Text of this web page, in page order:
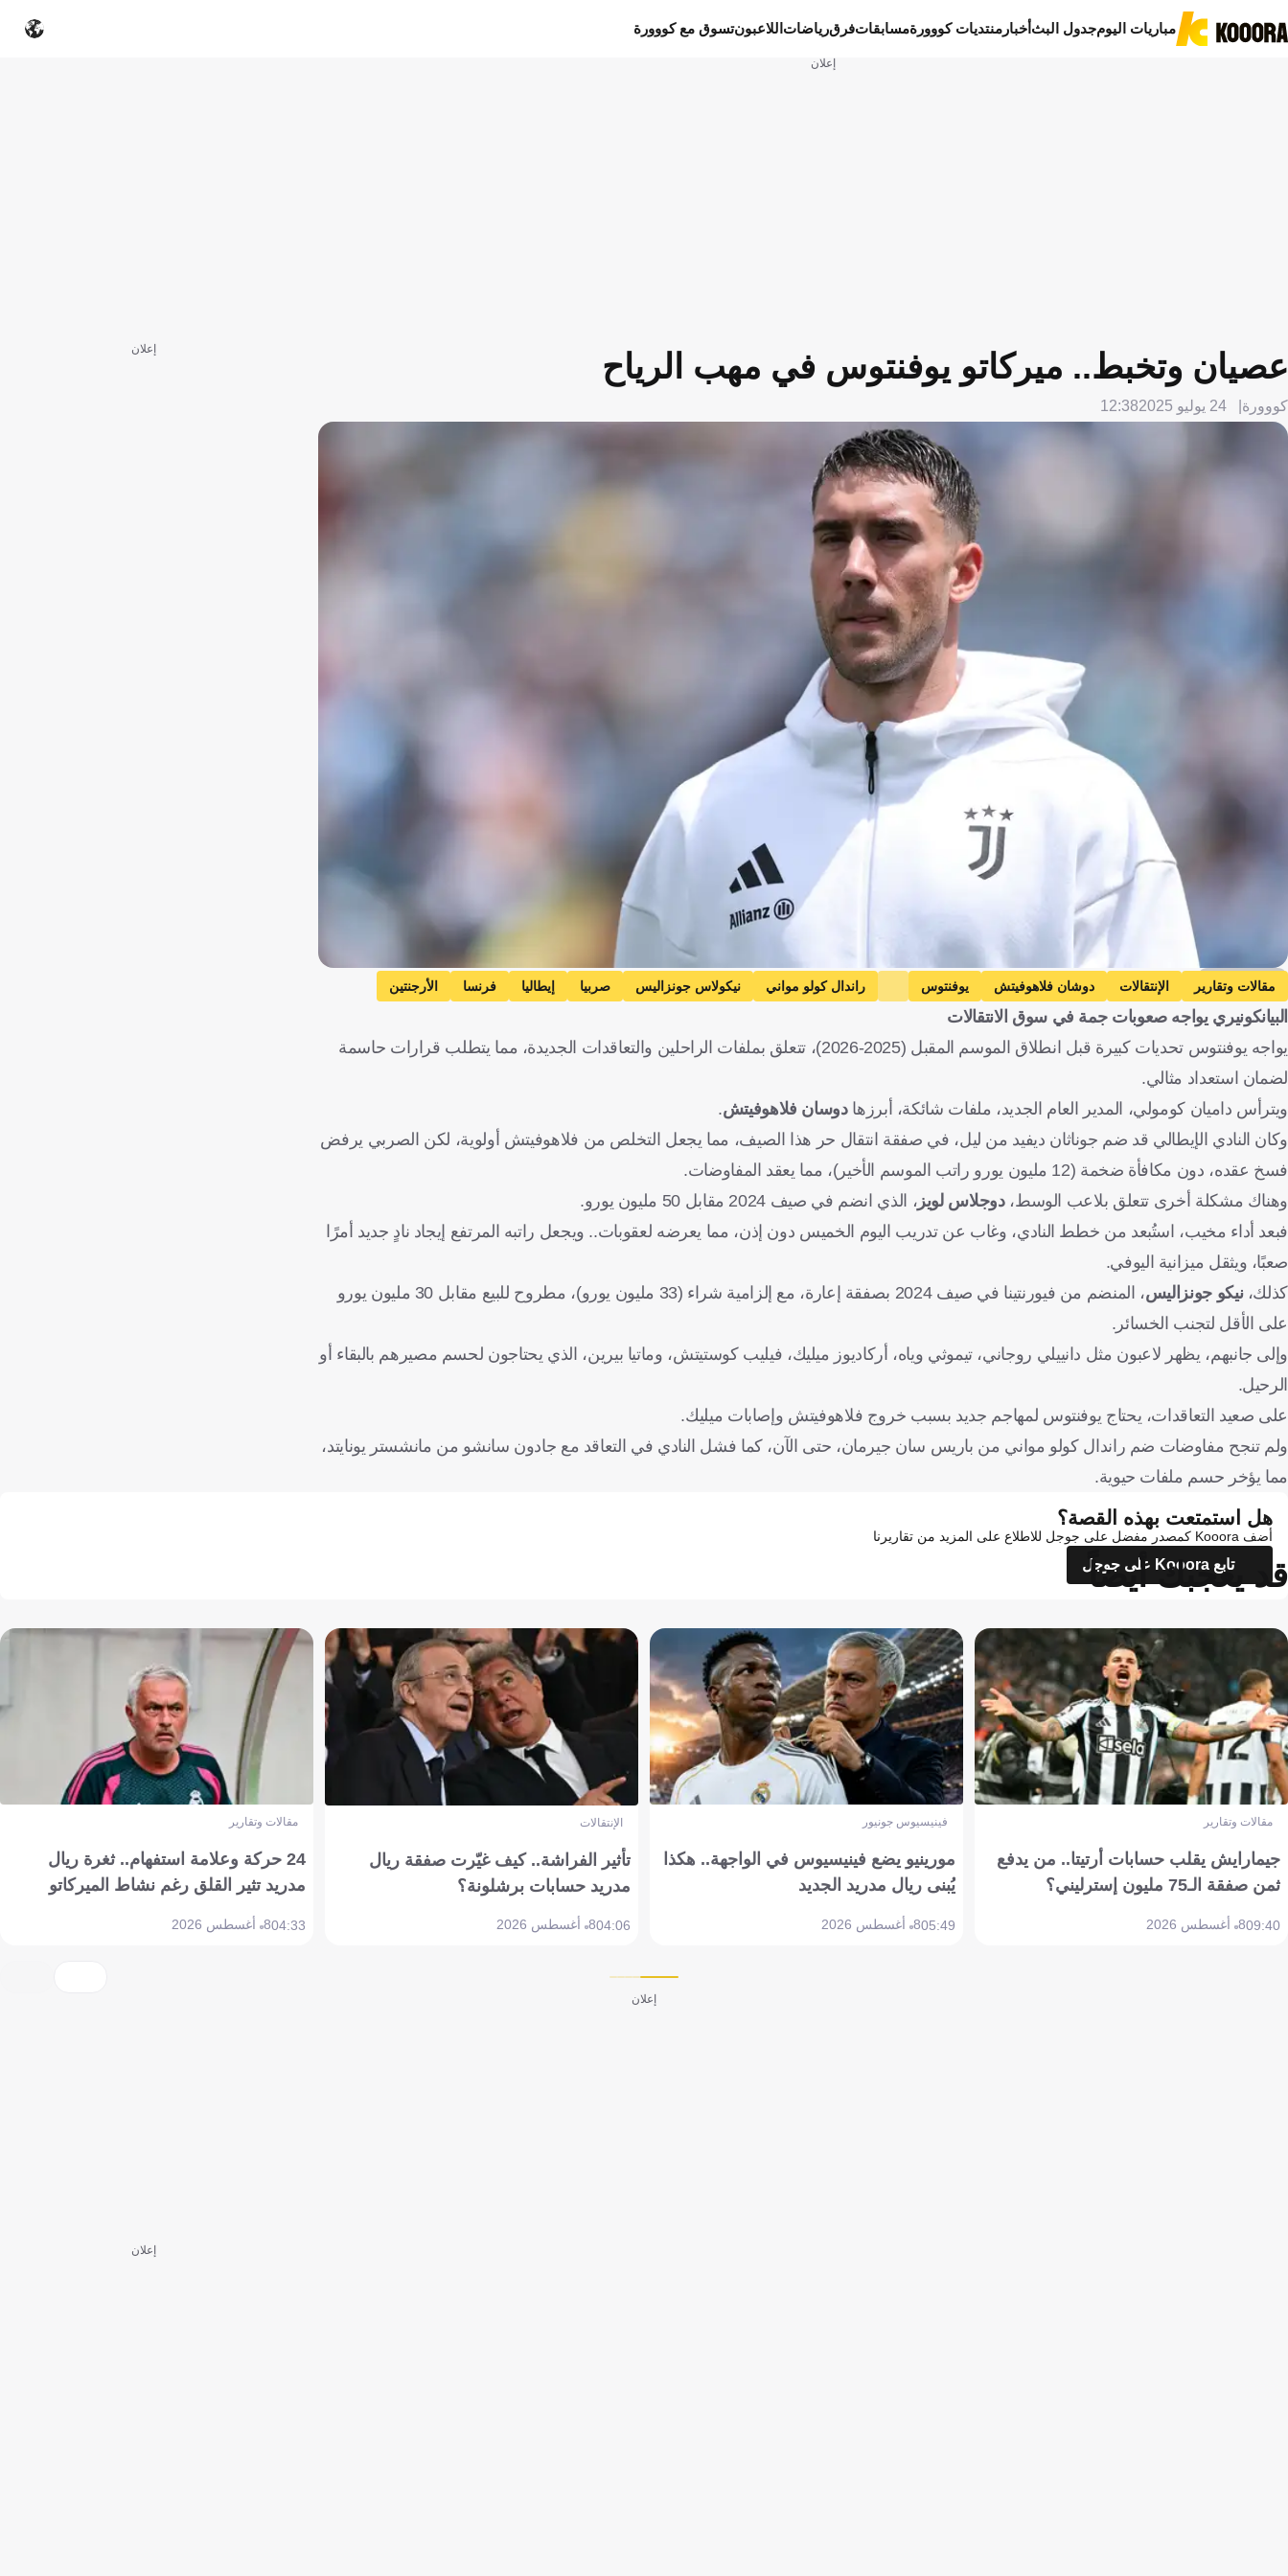
مباريات اليومجدول البثأخبار منتديات كووورةمسابقاتفرقرياضات اللاعبونتسوق مع كووورة
إعلان
عصيان وتخبط.. ميركاتو يوفنتوس في مهب الرياح
كووورة 24 يوليو 2025 12:38
Getty Images
مقالات وتقارير الإنتقالات دوشان فلاهوفيتش يوفنتوس راندال كولو مواني نيكولاس جونزاليس صربيا إيطاليا فرنسا
الأرجنتين
كرة قدم
البيانكونيري يواجه صعوبات جمة في سوق الانتقالات
يواجه يوفنتوس تحديات كبيرة قبل انطلاق الموسم المقبل (2025-2026)، تتعلق بملفات الراحلين والتعاقدات الجديدة، مما يتطلب قرارات حاسمة
لضمان استعداد مثالي.
ويترأس داميان كومولي، المدير العام الجديد، ملفات شائكة، أبرزهادوسان فلاهوفيتش.
وكان النادي الإيطالي قد ضم جوناثان ديفيد من ليل، في صفقة انتقال حر هذا الصيف، مما يجعل التخلص من فلاهوفيتش أولوية، لكن الصربي يرفض
فسخ عقده، دون مكافأة ضخمة (12 مليون يورو راتب الموسم الأخير)، مما يعقد المفاوضات.
وهناك مشكلة أخرى تتعلق بلاعب الوسط،دوجلاس لويز ، الذي انضم في صيف 2024 مقابل 50 مليون يورو.
فبعد أداء مخيب، استُبعد من خطط النادي، وغاب عن تدريب اليوم الخميس دون إذن، مما يعرضه لعقوبات.. ويجعل راتبه المرتفع إيجاد نادٍ جديد أمرًا
صعبًا، ويثقل ميزانية اليوفي.
كذلك،نيكو جونزاليس
، المنضم من فيورنتينا في صيف 2024 بصفقة إعارة، مع إلزامية شراء (33 مليون يورو)، مطروح للبيع مقابل 30 مليون يورو
على الأقل لتجنب الخسائر.
وإلى جانبهم، يظهر لاعبون مثل دانييلي روجاني، تيموثي وياه، أركاديوز ميليك، فيليب كوستيتش، وماتيا بيرين، الذي يحتاجون لحسم مصيرهم بالبقاء أو
الرحيل.
على صعيد التعاقدات، يحتاج يوفنتوس لمهاجم جديد بسبب خروج فلاهوفيتش وإصابات ميليك.
ولم تنجح مفاوضات ضم راندال كولو مواني من باريس سان جيرمان، حتى الآن، كما فشل النادي في التعاقد مع جادون سانشو من مانشستر يونايتد،
مما يؤخر حسم ملفات حيوية.
إعلان
هل استمتعت بهذه القصة؟
أضف Kooora كمصدر مفضل على جوجل للاطلاع على المزيد من تقاريرنا
تابع Kooora على جوجل
قد يعجبك أيضاً
مقالات وتقارير
جيمارايش يقلب حسابات أرتيتا.. من يدفع
ثمن صفقة الـ75 مليون إسترليني؟
09:408 أغسطس 2026
فينيسيوس جونيور
مورينيو يضع فينيسيوس في الواجهة.. هكذا
يُبنى ريال مدريد الجديد
05:498 أغسطس 2026
الإنتقالات
تأثير الفراشة.. كيف غيّرت صفقة ريال
مدريد حسابات برشلونة؟
04:068 أغسطس 2026
مقالات وتقارير
24 حركة وعلامة استفهام.. ثغرة ريال
مدريد تثير القلق رغم نشاط الميركاتو
04:338 أغسطس 2026
إعلان
إعلان